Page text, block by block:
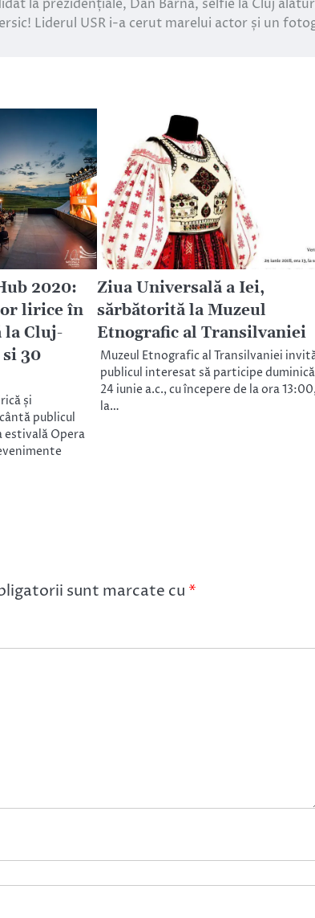
la prezidențiale, Dan Barna, selfie la Cluj
Liderul USR i-a cerut marelui actor și un
2020:
lirice în
la Cluj-
si 30
și
publicul
estivală Opera
Ziua Universală a Iei,
sărbătorită la Muzeul
Etnografic al Transilvaniei
Muzeul Etnografic al Transilvaniei
publicul interesat să participe
24 iunie a.c., cu începere de la ora 13:00,
la…
sunt marcate cu *